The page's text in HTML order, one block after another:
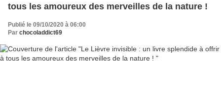
tous les amoureux des merveilles de la nature !
Publié le 09/10/2020 à 06:00
Par chocoladdict69